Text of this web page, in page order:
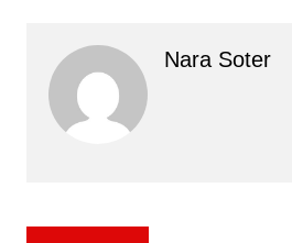
Nara Soter